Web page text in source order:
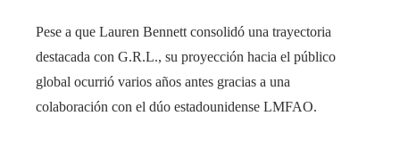
Pese a que Lauren Bennett consolidó una trayectoria
destacada con G.R.L., su proyección hacia el público
global ocurrió varios años antes gracias a una
colaboración con el dúo estadounidense LMFAO.